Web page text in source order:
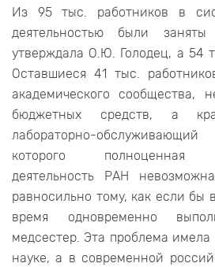
Из 95 тыс. работников в
деятельностью были
утверждала О.Ю. Голодец, а 54
Оставшиеся 41 тыс.
академического сообщества,
бюджетных средств, а
лабораторно-
которого полноценная
деятельность РАН
равносильно тому, как если бы
время одновременно
медсестер. Эта проблема
науке, а в современной